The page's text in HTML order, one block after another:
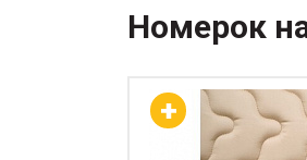
Номерок